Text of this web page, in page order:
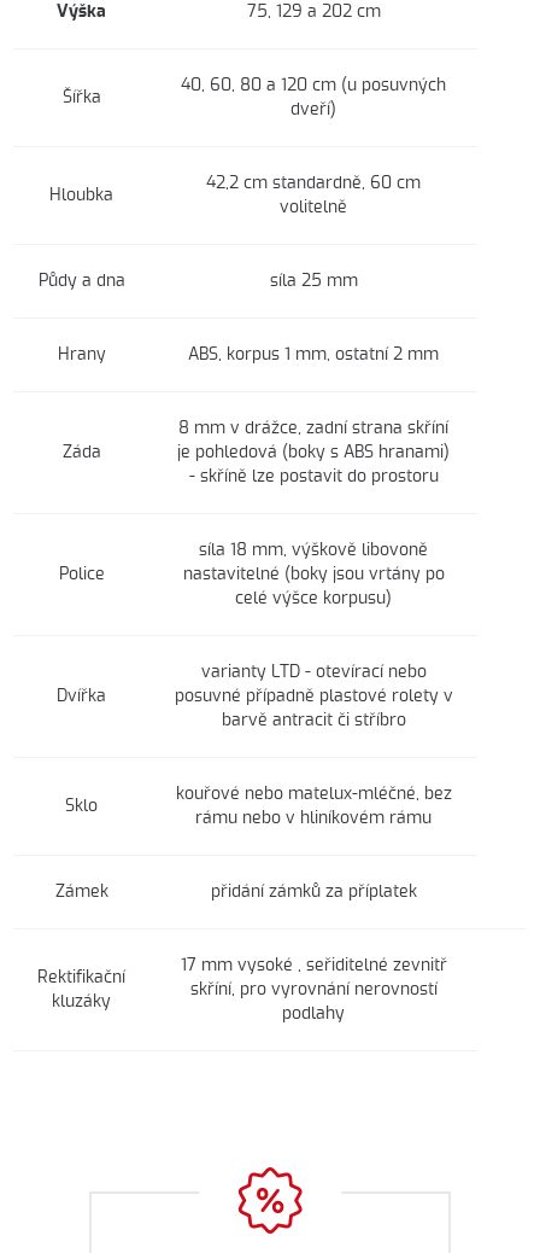
Výška 75, 129 a 202 cm
Šířka
40, 60, 80 a 120 cm (u posuvných
dveří)
Hloubka
42,2 cm standardně, 60 cm
volitelně
Půdy a dna síla 25 mm
Hrany ABS, korpus 1 mm, ostatní 2 mm
Záda
8 mm v drážce, zadní strana skříní
je pohledová (boky s ABS hranami)
- skříně lze postavit do prostoru
Police
síla 18 mm, výškově libovoně
nastavitelné (boky jsou vrtány po
celé výšce korpusu)
Dvířka
varianty LTD - otevírací nebo
posuvné případně plastové rolety v
barvě antracit či stříbro
Sklo
kouřové nebo matelux-mléčné, bez
rámu nebo v hliníkovém rámu
Zámek přidání zámků za příplatek
Rektifikační
kluzáky
17 mm vysoké , seřiditelné zevnitř
skříní, pro vyrovnání nerovností
podlahy